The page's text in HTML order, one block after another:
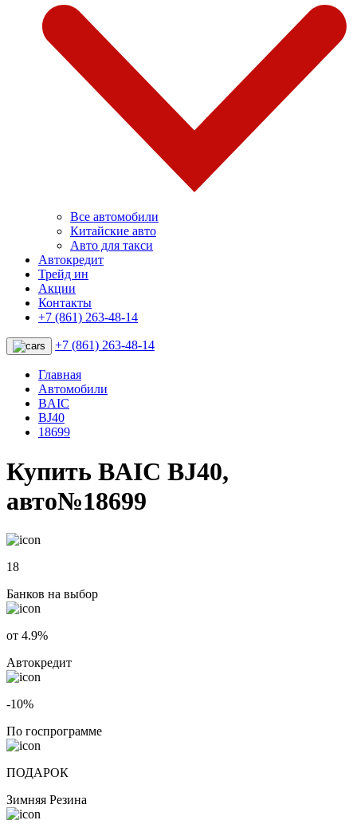
Все автомобили
Китайские авто
Авто для такси
Автокредит
Трейд ин
Акции
Контакты
+7 (861) 263-48-14
+7 (861) 263-48-14
Главная
Автомобили
BAIC
BJ40
18699
Купить BAIC BJ40,
авто№18699
18
Банков на выбор
от 4.9%
Автокредит
-10%
По госпрограмме
ПОДАРОК
Зимняя Резина